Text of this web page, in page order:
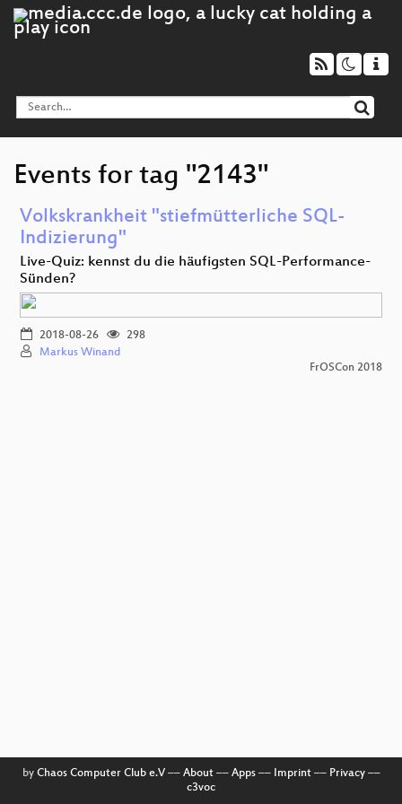
Events for tag "2143"
Volkskrankheit "stiefmütterliche SQL-
Indizierung"
Live-Quiz: kennst du die häufigsten SQL-Performance-
Sünden?
2018-08-26
298
Markus Winand
FrOSCon 2018
by Chaos Computer Club e.V–– About–– Apps–– Imprint–– Privacy––
c3voc